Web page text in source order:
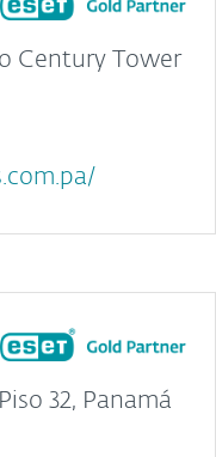
Century Tower
32, Panamá